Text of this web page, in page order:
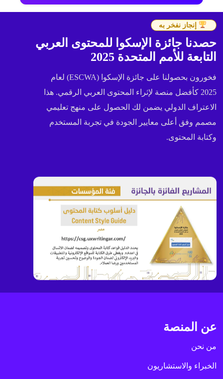
إنجاز نفخر به
حصدنا جائزة الإسكوا للمحتوى العربي
التابعة للأمم المتحدة 2025
فخورون بحصولنا على جائزة الإسكوا (ESCWA) لعام
2025 كأفضل منصة لإثراء المحتوى العربي الرقمي. هذا
الاعتراف الدولي يضمن لك الحصول على منهج تعليمي
مصمم وفق أعلى معايير الجودة في تجربة المستخدم
وكتابة المحتوى.
عن المنصة
من نحن
الخبراء والاستشاريون